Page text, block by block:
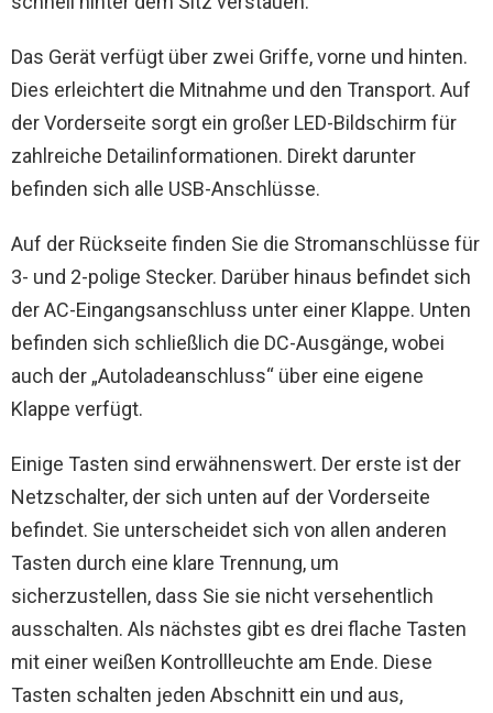
Das Gerät verfügt über zwei Griffe, vorne und hinten.
Dies erleichtert die Mitnahme und den Transport. Auf
der Vorderseite sorgt ein großer LED-Bildschirm für
zahlreiche Detailinformationen. Direkt darunter
befinden sich alle USB-Anschlüsse.
Auf der Rückseite finden Sie die Stromanschlüsse für
3- und 2-polige Stecker. Darüber hinaus befindet sich
der AC-Eingangsanschluss unter einer Klappe. Unten
befinden sich schließlich die DC-Ausgänge, wobei
auch der „Autoladeanschluss“ über eine eigene
Klappe verfügt.
Einige Tasten sind erwähnenswert. Der erste ist der
Netzschalter, der sich unten auf der Vorderseite
befindet. Sie unterscheidet sich von allen anderen
Tasten durch eine klare Trennung, um
sicherzustellen, dass Sie sie nicht versehentlich
ausschalten. Als nächstes gibt es drei flache Tasten
mit einer weißen Kontrollleuchte am Ende. Diese
Tasten schalten jeden Abschnitt ein und aus,